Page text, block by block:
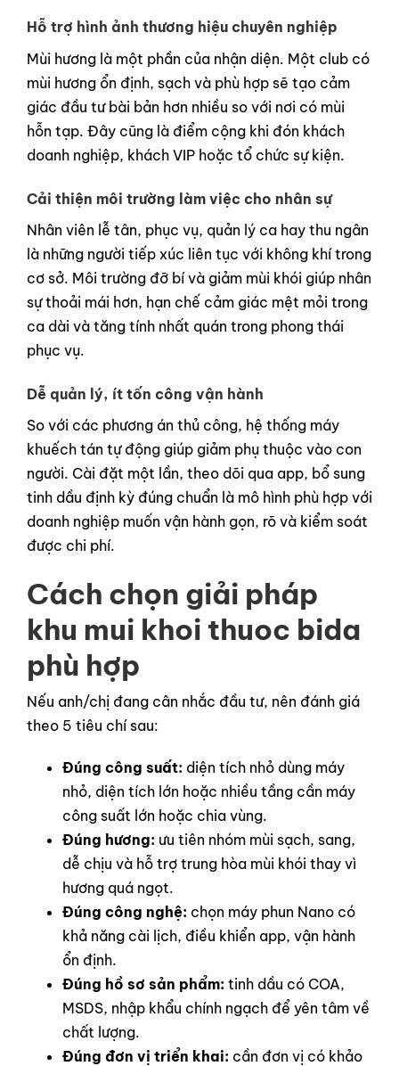
Hỗ trợ hình ảnh thương hiệu chuyên nghiệp
Mùi hương là một phần của nhận diện. Một club có
mùi hương ổn định, sạch và phù hợp sẽ tạo cảm
giác đầu tư bài bản hơn nhiều so với nơi có mùi
hỗn tạp. Đây cũng là điểm cộng khi đón khách
doanh nghiệp, khách VIP hoặc tổ chức sự kiện.
Cải thiện môi trường làm việc cho nhân sự
Nhân viên lễ tân, phục vụ, quản lý ca hay thu ngân
là những người tiếp xúc liên tục với không khí trong
cơ sở. Môi trường đỡ bí và giảm mùi khói giúp nhân
sự thoải mái hơn, hạn chế cảm giác mệt mỏi trong
ca dài và tăng tính nhất quán trong phong thái
phục vụ.
Dễ quản lý, ít tốn công vận hành
So với các phương án thủ công, hệ thống máy
khuếch tán tự động giúp giảm phụ thuộc vào con
người. Cài đặt một lần, theo dõi qua app, bổ sung
tinh dầu định kỳ đúng chuẩn là mô hình phù hợp với
doanh nghiệp muốn vận hành gọn, rõ và kiểm soát
được chi phí.
Cách chọn giải pháp
khu mui khoi thuoc bida
phù hợp
Nếu anh/chị đang cân nhắc đầu tư, nên đánh giá
theo 5 tiêu chí sau:
Đúng công suất: diện tích nhỏ dùng máy
nhỏ, diện tích lớn hoặc nhiều tầng cần máy
công suất lớn hoặc chia vùng.
Đúng hương: ưu tiên nhóm mùi sạch, sang,
dễ chịu và hỗ trợ trung hòa mùi khói thay vì
hương quá ngọt.
Đúng công nghệ: chọn máy phun Nano có
khả năng cài lịch, điều khiển app, vận hành
ổn định.
Đúng hồ sơ sản phẩm: tinh dầu có COA,
MSDS, nhập khẩu chính ngạch để yên tâm về
chất lượng.
Đúng đơn vị triển khai: cần đơn vị có khảo